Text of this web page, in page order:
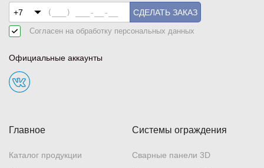
Главное
Каталог продукции
Системы ограждения
Сварные панели 3D
СДЕЛАТЬ ЗАКАЗ
Согласен на обработку персональных данных
Официальные аккаунты